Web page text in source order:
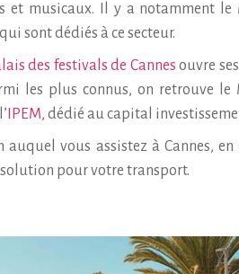
et musicaux. Il y a notamment le
sont dédiés à ce secteur.
des festivals de Cannes ouvre
les plus connus, on retrouve le
IPEM, dédié au capital
auquel vous assistez à Cannes,
pour votre transport.